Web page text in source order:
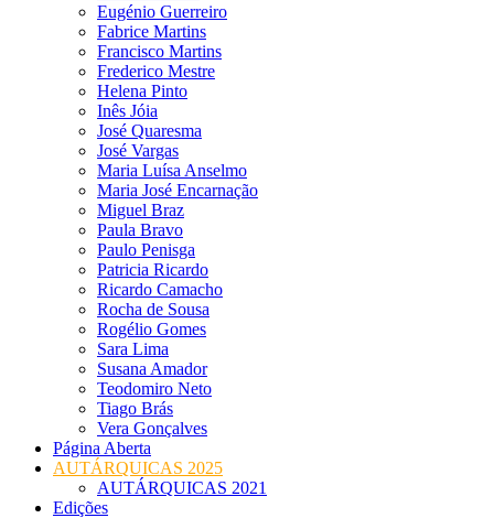
Eugénio Guerreiro
Fabrice Martins
Francisco Martins
Frederico Mestre
Helena Pinto
Inês Jóia
José Quaresma
José Vargas
Maria Luísa Anselmo
Maria José Encarnação
Miguel Braz
Paula Bravo
Paulo Penisga
Patricia Ricardo
Ricardo Camacho
Rocha de Sousa
Rogélio Gomes
Sara Lima
Susana Amador
Teodomiro Neto
Tiago Brás
Vera Gonçalves
Página Aberta
AUTÁRQUICAS 2025
AUTÁRQUICAS 2021
Edições